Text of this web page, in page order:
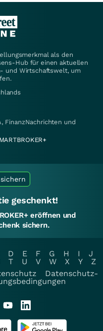
als den
Hub für einen aktuellen
und Wirtschaftswelt, um
FinanzNachrichten und
geschenkt!
eröffnen und
sichern.
D E F G H I
J
T U V W X Y
Z
Datenschutz-